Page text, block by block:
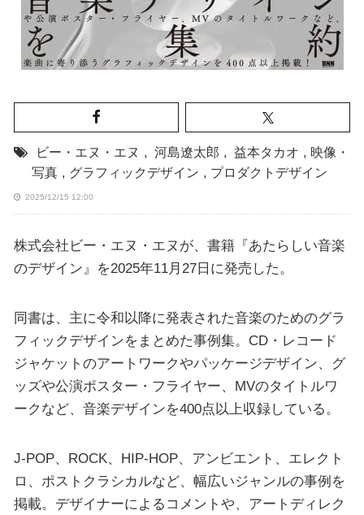
ビー・エヌ・エヌ , 河島遼太郎 , 益本タカオ , 映像・
写真 , グラフィックデザイン , プロダクトデザイン
2025/12/15 12:00
株式会社ビー・エヌ・エヌが、書籍『あたらしい音楽
のデザイン』を2025年11月27日に発売した。
同書は、主に令和以降に発表された音楽のためのグラ
フィックデザインをまとめた事例集。CD・レコード
ジャケットのアートワークやパッケージデザイン、グ
ッズや公演ポスター・フライヤー、MVのタイトルワ
ークなど、音楽デザインを400点以上収録している。
J-POP、ROCK、HIP-HOP、アンビエント、エレクト
ロ、ポストクラシカルなど、幅広いジャンルの事例を
掲載。デザイナーによるコメントや、アートディレク